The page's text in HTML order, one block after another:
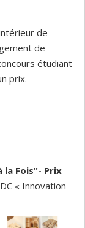
de
de
étudiant
prix.
la Fois"- Prix
« Innovation